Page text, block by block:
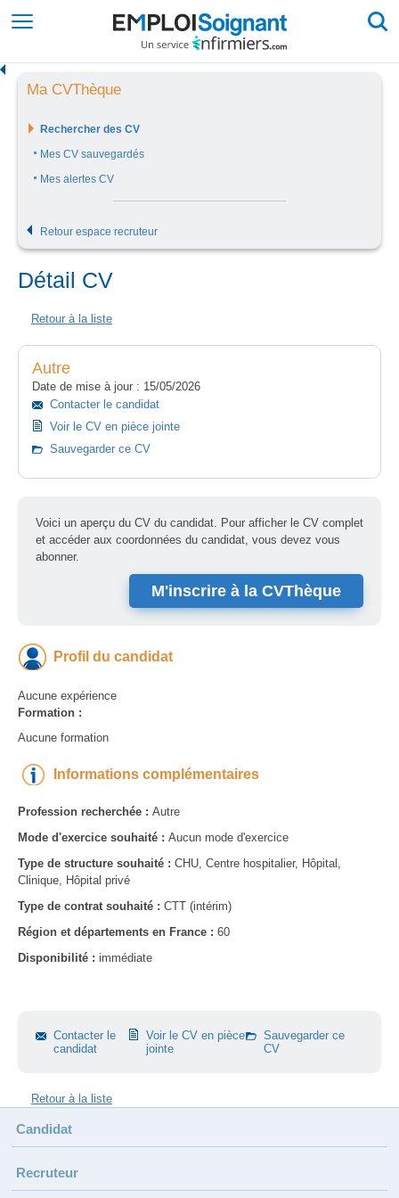
Ma CVThèque
Rechercher des CV
Mes CV sauvegardés
Mes alertes CV
Retour espace recruteur
Détail CV
Autre
Date de mise à jour : 15/05/2026
Contacter le candidat
Voir le CV en pièce jointe
Sauvegarder ce CV
Voici un aperçu du CV du candidat. Pour afficher le CV complet
et accéder aux coordonnées du candidat, vous devez vous
abonner.
M'inscrire à la CVThèque
Profil du candidat
Aucune expérience
Formation :
Aucune formation
Informations complémentaires
Profession recherchée : Autre
Mode d'exercice souhaité : Aucun mode d'exercice
Type de structure souhaité : CHU, Centre hospitalier, Hôpital,
Clinique, Hôpital privé
Type de contrat souhaité : CTT (intérim)
Région et départements en France : 60
Disponibilité : immédiate
Contacter le
candidat
Voir le CV en pièce
jointe
Sauvegarder ce
CV
Candidat
Recruteur